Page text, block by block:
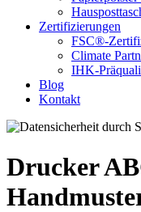
Zertifizierungen
FSC®-
Climate
IHK-
Blog
Kontakt
Drucker